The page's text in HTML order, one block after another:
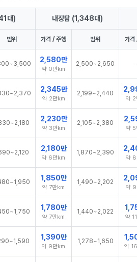
대) 내장탑 (1,348대)
범위 가격 / 주행 범위 가격
2,580만
약 0만km
2,500~2,650
2,345만
약 2만km
2,199~2,440
약 2
2,230만
약 3만km
2,105~2,380
약 5
2,180만
약 6만km
1,870~2,390
약
1,850만
약 7만km
1,490~2,202
약
1,780만
약 7만km
1,440~2,022
약
1,390만
약 9만km
1,278~1,650
약